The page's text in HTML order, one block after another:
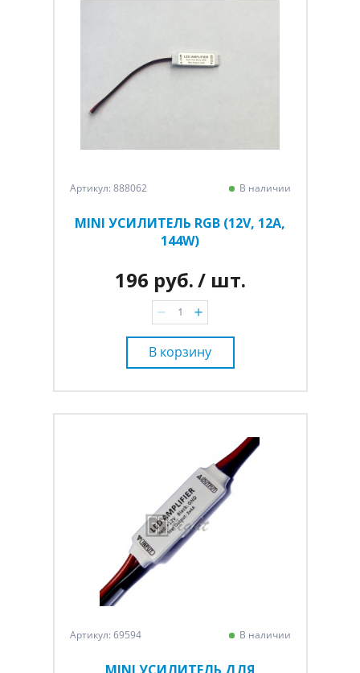
Артикул: 888062 В наличии
MINI УСИЛИТЕЛЬ RGB (12V, 12A,
144W)
196 руб./ шт.
В корзину
Артикул: 69594 В наличии